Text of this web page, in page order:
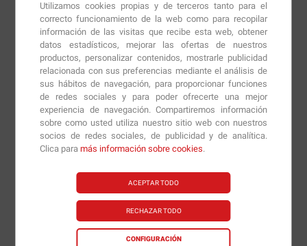
Utilizamos cookies propias y de terceros tanto para el
correcto funcionamiento de la web como para recopilar
información de las visitas que recibe esta web, obtener
datos estadísticos, mejorar las ofertas de nuestros
productos, personalizar contenidos, mostrarle publicidad
relacionada con sus preferencias mediante el análisis de
sus hábitos de navegación, para proporcionar funciones
de redes sociales y para poder ofrecerte una mejor
experiencia de navegación. Compartiremos información
sobre como usted utiliza nuestro sitio web con nuestros
socios de redes sociales, de publicidad y de analítica.
Clica paramás información sobre cookies.
ACEPTAR TODO
RECHAZAR TODO
CONFIGURACIÓN
permite reponer los niveles de glucógeno muscular y
mantener un balance de minerales óptimo en nuestro
organismo durante y después del entrenamiento o
competición.
Vitargo Carboloaderestá hecho a base de almidón y
cuenta con una baja osmolaridad y es una bebida ultra
hipotónica que realiza su paso por el estómago
rápidamente y llega al intestino delgado donde realizar
el intercambio hídrico y energético.
ha sido pensado para usarse
antes, durante o después de los entrenamientos o
competiciones combinado con algún otro batido
proteico si lo deseamos.